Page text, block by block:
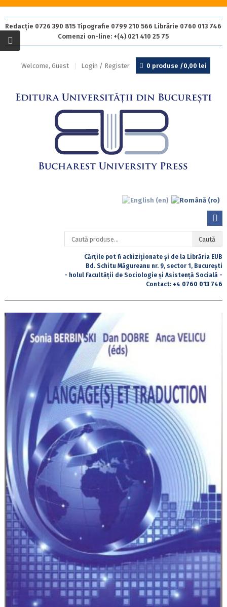
Redacție 0726 390 815 Tipografie 0799 210 566 Librărie 0760 013 746
Comenzi on-line: +(4) 021 410 25 75
Welcome, Guest Login / Register 0 produse /0,00 lei
Caută
după:
Caută
Cărțile pot fi achiziționate și de la Librăria EUB
Bd. Schitu Măgureanu nr. 9, sector 1, București
- holul Facultății de Sociologie și Asistență Socială -
Contact: +4 0760 013 746